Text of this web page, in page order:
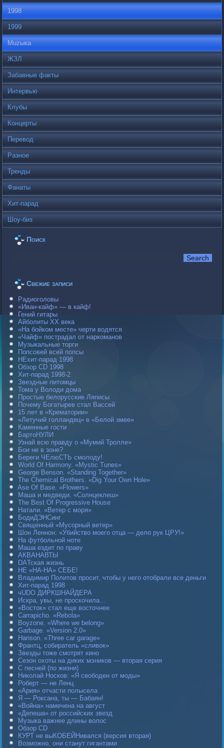
1998
1999
Muzыка
ЖЗЛ
Забавные факты
Интервью
Клубы
Концерты
Перевод
Разное
Тренды
Фанаты
Хит-парад
Шоу-биз
Поиск
Свежие записи
Радиоголовы
«Иван-кайф» — в кайф!
Гений гитары
Айболиты ХХ века
«На бойком месте» черти водятся
«Чайф» пострадал от наркоманов
Музыкальные торги
Попсовей всей попсы
НЕхит-парад 1998
Обзор CD 1998
Хит-парад 1998-2
Звездные питомцы
Тома у Володи дома
Простые белорусские Ляписы
Почему Богатырев стал Вассей
15 лет в «Крематории»
«Летучий голландец» в «Белой змее»
Каменные гости
БартоНУЛИ
Узнай всю правду о «Мумий Тролле»
Бои не в зоне?
Береги ЧЕлюСТЬ смолоду!
World Of Harmony. «Mystic Tunes»
George Benson. «Standing Together»
The Chemical Brothers. «Dig Your Own Hole»
Ase Of Base. «Flowers»
Маша и медведи. «Солнцеклеш»
The Best Of Progressive House
Натали. «Ветер с моря»
БодиДЭНСинг
Священный «Мусорный ветер»
Шон Леннон: «Убийство моего отца — дело рук ЦРУ!»
На футбольной ноте
Маша ездит по праву
АКВАНАВТЫ
DAТская жизнь
НЕ «НА-НА» СЕБЕ!
Владимир Политов просит, чтобы у него отобрали все деньги
Хит-парад 1998
чUDO ДИРКШНАЙДЕРА
Искра, увы, не проскочила…
«Восток» стал еще восточнее
Carraрicho. «Rebola»
Boyzone. «Where we belong»
Garbage. «Version 2.0»
Hanson. «Three car garage»
Франтц, собиратель «сливок»
Звезды тоже смотрят кино
Сезон охоты на диких мэников — вторая серия
С песней (по жизни)
Николай Носков: «Я свободен от моды»
Роберт — не Ленц
«Ария» отчасти полысела
Я — Роксана, ты — Бабаян!
«Война» намечена на август
«Депеша» от российских звезд
Музыка важнее длины волос
Обзор CD
КУРТ не выКОБЕЙНивался (версия вторая)
Возможно, они станут гигантами